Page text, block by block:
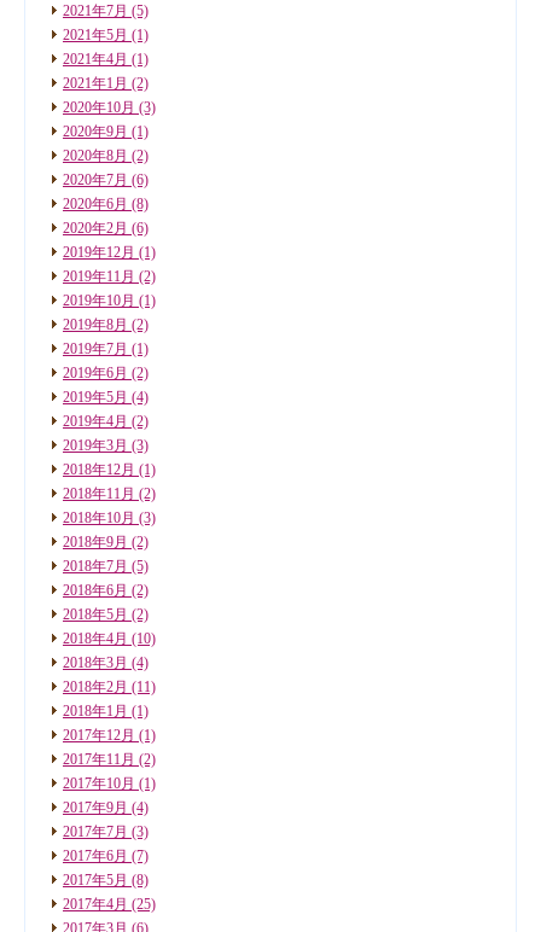
2021年7月 (5)
2021年5月 (1)
2021年4月 (1)
2021年1月 (2)
2020年10月 (3)
2020年9月 (1)
2020年8月 (2)
2020年7月 (6)
2020年6月 (8)
2020年2月 (6)
2019年12月 (1)
2019年11月 (2)
2019年10月 (1)
2019年8月 (2)
2019年7月 (1)
2019年6月 (2)
2019年5月 (4)
2019年4月 (2)
2019年3月 (3)
2018年12月 (1)
2018年11月 (2)
2018年10月 (3)
2018年9月 (2)
2018年7月 (5)
2018年6月 (2)
2018年5月 (2)
2018年4月 (10)
2018年3月 (4)
2018年2月 (11)
2018年1月 (1)
2017年12月 (1)
2017年11月 (2)
2017年10月 (1)
2017年9月 (4)
2017年7月 (3)
2017年6月 (7)
2017年5月 (8)
2017年4月 (25)
2017年3月 (6)